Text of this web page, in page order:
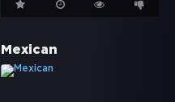
Mexican